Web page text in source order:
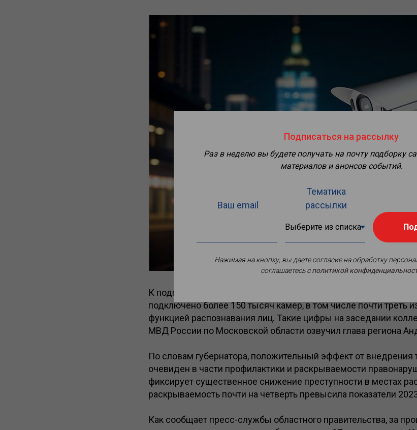
К подмосковной системе видеонаблюдения «Безопасный
подключено более 150 тысяч камер, в том числе почти треть
функцией распознавания лиц. Такие цифры на заседании
МВД России по Московской области озвучил глава региона
По словам губернатора, положительный эффект от внедрения
очевиден в части профилактики и раскрываемости
фиксирует существенное снижение преступности в местах
раскрываемость почти на четверть превысила показатели
Как сообщает пресс-службы областного правительства, за
Подписаться на рассылку
Раз в неделю вы будете получать на почту подборку
материалов и анонсов событий.
Ваш email
Тематика
рассылки
Нажимая на кнопку, вы даете согласие на обработку
соглашаетесьc политикой